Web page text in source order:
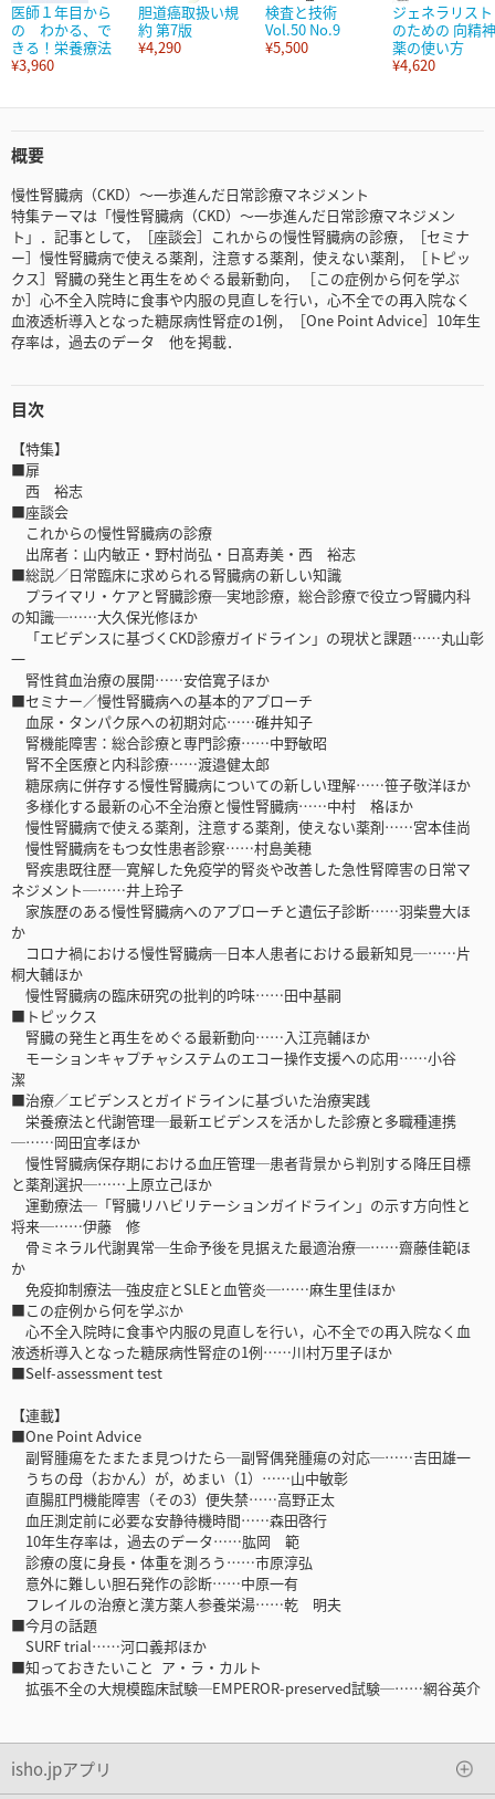
医師１年目から
の わかる、で
きる！栄養療法
¥3,960
胆道癌取扱い規
約 第7版
¥4,290
検査と技術
Vol.50 No.9
¥5,500
ジェネラリスト
のための 向精神
薬の使い方
¥4,620
概要
慢性腎臓病（CKD）～一歩進んだ日常診療マネジメント
特集テーマは「慢性腎臓病（CKD）～一歩進んだ日常診療マネジメン
ト」．記事として，［座談会］これからの慢性腎臓病の診療，［セミナ
ー］慢性腎臓病で使える薬剤，注意する薬剤，使えない薬剤，［トピッ
クス］腎臓の発生と再生をめぐる最新動向， ［この症例から何を学ぶ
か］心不全入院時に食事や内服の見直しを行い，心不全での再入院なく
血液透析導入となった糖尿病性腎症の1例，［One Point Advice］10年生
存率は，過去のデータ 他を掲載．
目次
【特集】
■扉
西 裕志
■座談会
これからの慢性腎臓病の診療
出席者：山内敏正・野村尚弘・日髙寿美・西 裕志
■総説／日常臨床に求められる腎臓病の新しい知識
プライマリ・ケアと腎臓診療─実地診療，総合診療で役立つ腎臓内科
の知識─……大久保光修ほか
「エビデンスに基づくCKD診療ガイドライン」の現状と課題……丸山彰
一
腎性貧血治療の展開……安倍寛子ほか
■セミナー／慢性腎臓病への基本的アプローチ
血尿・タンパク尿への初期対応……碓井知子
腎機能障害：総合診療と専門診療……中野敏昭
腎不全医療と内科診療……渡邉健太郎
糖尿病に併存する慢性腎臓病についての新しい理解……笹子敬洋ほか
多様化する最新の心不全治療と慢性腎臓病……中村 格ほか
慢性腎臓病で使える薬剤，注意する薬剤，使えない薬剤……宮本佳尚
慢性腎臓病をもつ女性患者診察……村島美穂
腎疾患既往歴─寛解した免疫学的腎炎や改善した急性腎障害の日常マ
ネジメント─……井上玲子
家族歴のある慢性腎臓病へのアプローチと遺伝子診断……羽柴豊大ほ
か
コロナ禍における慢性腎臓病─日本人患者における最新知見─……片
桐大輔ほか
慢性腎臓病の臨床研究の批判的吟味……田中基嗣
■トピックス
腎臓の発生と再生をめぐる最新動向……入江亮輔ほか
モーションキャプチャシステムのエコー操作支援への応用……小谷
潔
■治療／エビデンスとガイドラインに基づいた治療実践
栄養療法と代謝管理─最新エビデンスを活かした診療と多職種連携
─……岡田宜孝ほか
慢性腎臓病保存期における血圧管理─患者背景から判別する降圧目標
と薬剤選択─……上原立己ほか
運動療法─「腎臓リハビリテーションガイドライン」の示す方向性と
将来─……伊藤 修
骨ミネラル代謝異常─生命予後を見据えた最適治療─……齋藤佳範ほ
か
免疫抑制療法─強皮症とSLEと血管炎─……麻生里佳ほか
■この症例から何を学ぶか
心不全入院時に食事や内服の見直しを行い，心不全での再入院なく血
液透析導入となった糖尿病性腎症の1例……川村万里子ほか
■Self-assessment test
【連載】
■One Point Advice
副腎腫瘍をたまたま見つけたら─副腎偶発腫瘍の対応─……吉田雄一
うちの母（おかん）が，めまい（1）……山中敏彰
直腸肛門機能障害（その3）便失禁……高野正太
血圧測定前に必要な安静待機時間……森田啓行
10年生存率は，過去のデータ……肱岡 範
診療の度に身長・体重を測ろう……市原淳弘
意外に難しい胆石発作の診断……中原一有
フレイルの治療と漢方薬人参養栄湯……乾 明夫
■今月の話題
SURF trial……河口義邦ほか
■知っておきたいこと ア・ラ・カルト
拡張不全の大規模臨床試験─EMPEROR-preserved試験─……網谷英介
isho.jpアプリ